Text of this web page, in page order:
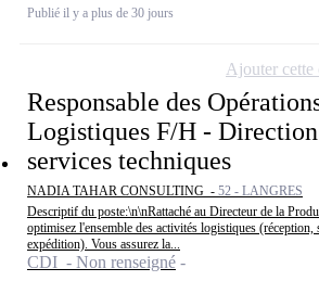
Publié il y a plus de 30 jours
Responsable des
Logistiques F/H - Direction
services techniques
NADIA TAHAR CONSULTING - 52 - LANGRES
Descriptif du poste:\n\nRattaché au Directeur de la
optimisez l'ensemble des activités logistiques (réception,
expédition). Vous assurez la...
CDI - Non renseigné
Ajouter cette